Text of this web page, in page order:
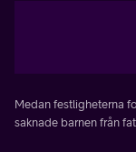
Medan festligheterna
saknade barnen från